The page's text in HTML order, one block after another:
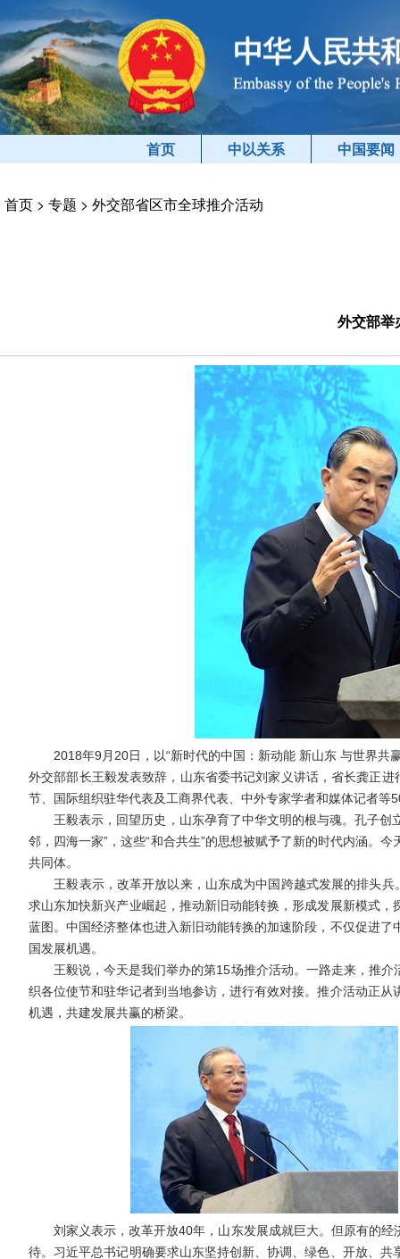
首页 中以关系 中国要闻
首页 > 专题 > 外交部省区市全球推介活动
外交部举
2018年9月20日，以“新时代的中国：新动能 新山东 与世界共
外交部部长王毅发表致辞，山东省委书记刘家义讲话，省长龚正
节、国际组织驻华代表及工商界代表、中外专家学者和媒体记者等
王毅表示，回望历史，山东孕育了中华文明的根与魂。孔子创
邻，四海一家”，这些“和合共生”的思想被赋予了新的时代内涵。
共同体。
王毅表示，改革开放以来，山东成为中国跨越式发展的排头兵
求山东加快新兴产业崛起，推动新旧动能转换，形成发展新模式
蓝图。中国经济整体也进入新旧动能转换的加速阶段，不仅促进
国发展机遇。
王毅说，今天是我们举办的第15场推介活动。一路走来，推介
织各位使节和驻华记者到当地参访，进行有效对接。推介活动正
机遇，共建发展共赢的桥梁。
刘家义表示，改革开放40年，山东发展成就巨大。但原有的经
待。习近平总书记明确要求山东坚持创新、协调、绿色、开放、